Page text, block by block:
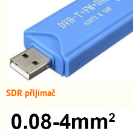
SDR přijímač